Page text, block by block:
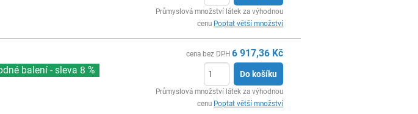
Průmyslová množství látek za výhodnou
cenu Poptat větší množství
balení - sleva 8 %
cena bez DPH 6 917,36 Kč
Do košíku
Průmyslová množství látek za výhodnou
cenu Poptat větší množství